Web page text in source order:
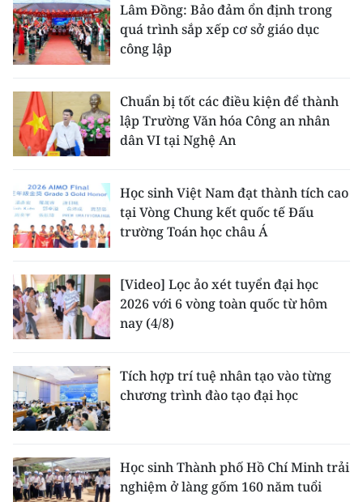
Lâm Đồng: Bảo đảm ổn định trong
quá trình sắp xếp cơ sở giáo dục
công lập
Chuẩn bị tốt các điều kiện để thành
lập Trường Văn hóa Công an nhân
dân VI tại Nghệ An
Học sinh Việt Nam đạt thành tích cao
tại Vòng Chung kết quốc tế Đấu
trường Toán học châu Á
[Video] Lọc ảo xét tuyển đại học
2026 với 6 vòng toàn quốc từ hôm
nay (4/8)
Tích hợp trí tuệ nhân tạo vào từng
chương trình đào tạo đại học
Học sinh Thành phố Hồ Chí Minh trải
nghiệm ở làng gốm 160 năm tuổi